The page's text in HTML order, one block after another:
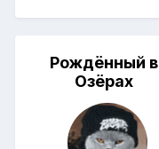
Рождённый в
Озёрах